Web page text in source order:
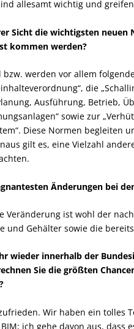
allesamt wichtig und
Sicht die wichtigsten
kommen werden?
werden vor allem
die
Ausführung, Betrieb,
sowie zur
Diese Normen begleiten
gilt es, eine Vielzahl
Änderungen bei
Veränderung ist wohl der
und Gehälter sowie die
wieder innerhalb der
Sie die größten
Wir haben ein tolles
ich gehe davon aus,